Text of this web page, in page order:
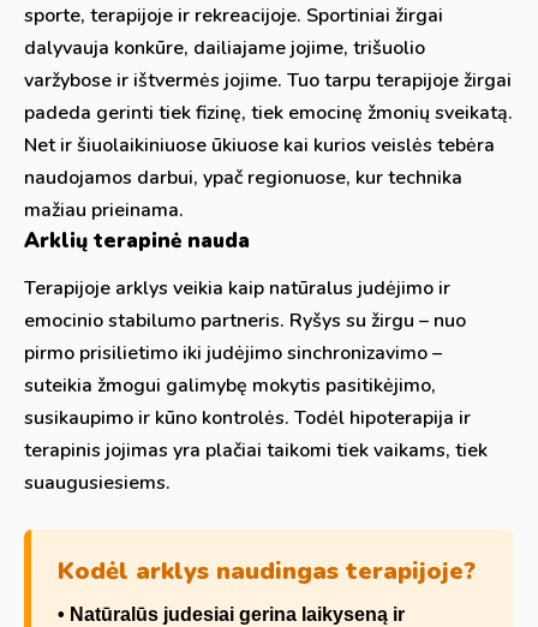
sporte, terapijoje ir rekreacijoje. Sportiniai žirgai
dalyvauja konkūre, dailiajame jojime, trišuolio
varžybose ir ištvermės jojime. Tuo tarpu terapijoje žirgai
padeda gerinti tiek fizinę, tiek emocinę žmonių sveikatą.
Net ir šiuolaikiniuose ūkiuose kai kurios veislės tebėra
naudojamos darbui, ypač regionuose, kur technika
mažiau prieinama.
Arklių terapinė nauda
Terapijoje arklys veikia kaip natūralus judėjimo ir
emocinio stabilumo partneris. Ryšys su žirgu – nuo
pirmo prisilietimo iki judėjimo sinchronizavimo –
suteikia žmogui galimybę mokytis pasitikėjimo,
susikaupimo ir kūno kontrolės. Todėl hipoterapija ir
terapinis jojimas yra plačiai taikomi tiek vaikams, tiek
suaugusiesiems.
Kodėl arklys naudingas terapijoje?
• Natūralūs judesiai gerina laikyseną ir